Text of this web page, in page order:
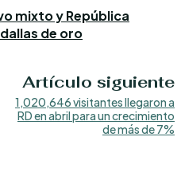
mixto y República
de oro
Artículo siguiente
1,020,646 visitantes llegaron a
RD en abril para un crecimiento
de más de 7%